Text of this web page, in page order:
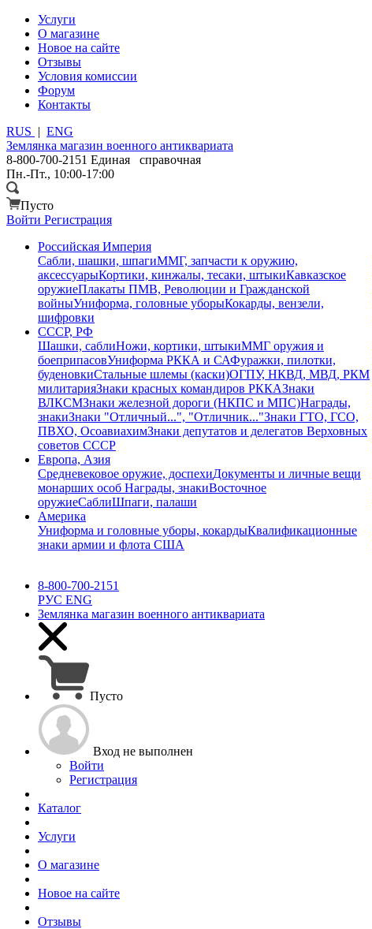
Услуги
О магазине
Новое на сайте
Отзывы
Условия комиссии
Форум
Контакты
RUS | ENG
Землянка магазин военного антиквариата
8-800-700-2151 Единая справочная
Пн.-Пт., 10:00-17:00
Пусто
Войти Регистрация
Российская Империя
Сабли, шашки, шпагиММГ, запчасти к оружию,
аксессуарыКортики, кинжалы, тесаки, штыкиКавказское
оружиеПлакаты ПМВ, Революции и Гражданской
войныУниформа, головные уборыКокарды, вензели,
шифровки
СССР, РФ
Шашки, саблиНожи, кортики, штыкиММГ оружия и
боеприпасовУниформа РККА и САФуражки, пилотки,
буденовкиСтальные шлемы (каски)ОГПУ, НКВД, МВД, РКМ
милитарияЗнаки красных командиров РККАЗнаки
ВЛКСМЗнаки железной дороги (НКПС и МПС)Награды,
знакиЗнаки "Отличный...", "Отличник..."Знаки ГТО, ГСО,
ПВХО, ОсоавиахимЗнаки депутатов и делегатов Верховных
советов СССР
Европа, Азия
Средневековое оружие, доспехиДокументы и личные вещи
монарших особ Награды, знакиВосточное
оружиеСаблиШпаги, палаши
Америка
Униформа и головные уборы, кокардыКвалификационные
знаки армии и флота США
8-800-700-2151
РУС ENG
Землянка магазин военного антиквариата
Пусто
Вход не выполнен
Войти
Регистрация
Каталог
Услуги
О магазине
Новое на сайте
Отзывы